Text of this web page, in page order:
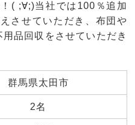
( ;∀;)当社では100％追加
させていただき、布団や
品回収をさせていただき
群馬県太田市
2名